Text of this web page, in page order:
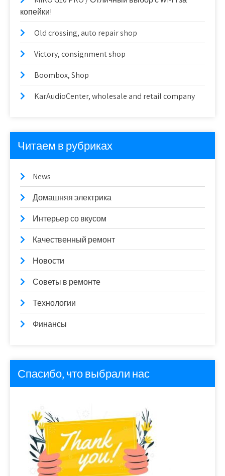
копейки!
Old crossing, auto repair shop
Victory, consignment shop
Boombox, Shop
KarAudioCenter, wholesale and retail company
Читаем в рубриках
News
Домашняя электрика
Интерьер со вкусом
Качественный ремонт
Новости
Советы в ремонте
Технологии
Финансы
Спасибо, что выбрали нас